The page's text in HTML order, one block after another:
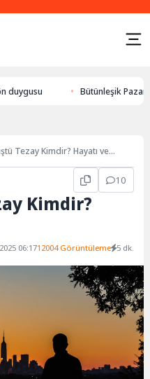
Bütünleşik Pazarlama:
Tezay Kimdir? Hayatı ve
10
Kimdir?
06:1712004 Görüntüleme 5 dk.